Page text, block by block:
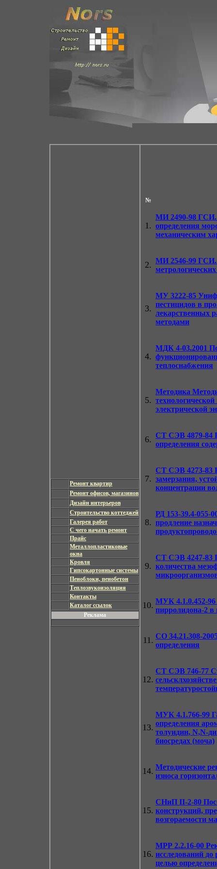
Ремонт квартир
Ремонт офисов, магазинов
Дизайн интерьеров
Строительство коттеджей
Галерея работ
С чего начать ремонт
Прайс
Металлопластиковые
окна
Кровля
Гипсокартонные системы
Пеноблоки, пенобетон
Теплозвукоизоляция
Контакты
Каталог ссылок
Реклама
№
1.
МИ 2490-98 ГСИ.
определения
механическим
2. МИ 2546-99 ГСИ.
3.
МУ 3222-85
пестицидов в
лекарственных
методами
4.
МДК 4-03.2001
теплоснабжения
5.
Методика
электрической
6. СТ СЭВ 4879-84
определения
7.
СТ СЭВ 4273-83
замерзания,
концентрации
8.
РД 153-39.4-055-
продление
9.
СТ СЭВ 4247-83
количества
10. МУК 4.1.0.452-96
пирролидона-2 в
11. СО 34.21.308-
определения
12.
СТ СЭВ 746-77
13.
МУК 4.1.766-99
определения
толуидин, N,N-
биосредах (моча)
14. Методические
износа
15.
СНиП II-2-80
конструкций,
возгораемости
16.
МРР 2.2.16-00
исследований до
целью